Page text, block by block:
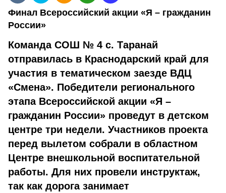
Финал Всероссийский акции «Я – гражданин
России»
Команда СОШ № 4 с. Таранай
отправилась в Краснодарский край для
участия в тематическом заезде ВДЦ
«Смена». Победители регионального
этапа Всероссийской акции «Я –
гражданин России» проведут в детском
центре три недели. Участников проекта
перед вылетом собрали в областном
Центре внешкольной воспитательной
работы. Для них провели инструктаж,
так как дорога занимает